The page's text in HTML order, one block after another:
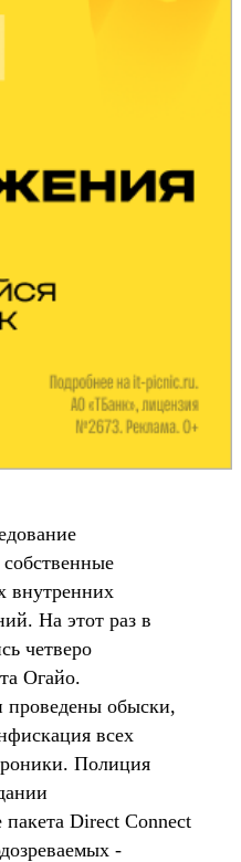
внутренних
На этот раз в
четверо
Огайо.
проведены обыски,
всех
Полиция
Direct Connect
-